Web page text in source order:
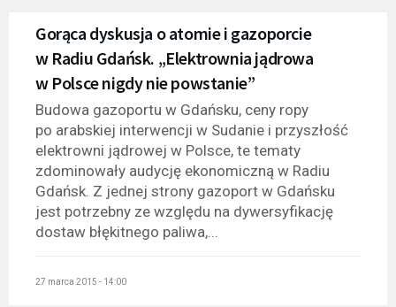
Gorąca dyskusja o atomie i gazoporcie
w Radiu Gdańsk. „Elektrownia jądrowa
w Polsce nigdy nie powstanie”
Budowa gazoportu w Gdańsku, ceny ropy
po arabskiej interwencji w Sudanie i przyszłość
elektrowni jądrowej w Polsce, te tematy
zdominowały audycję ekonomiczną w Radiu
Gdańsk. Z jednej strony gazoport w Gdańsku
jest potrzebny ze względu na dywersyfikację
dostaw błękitnego paliwa,...
27 marca 2015 - 14:00